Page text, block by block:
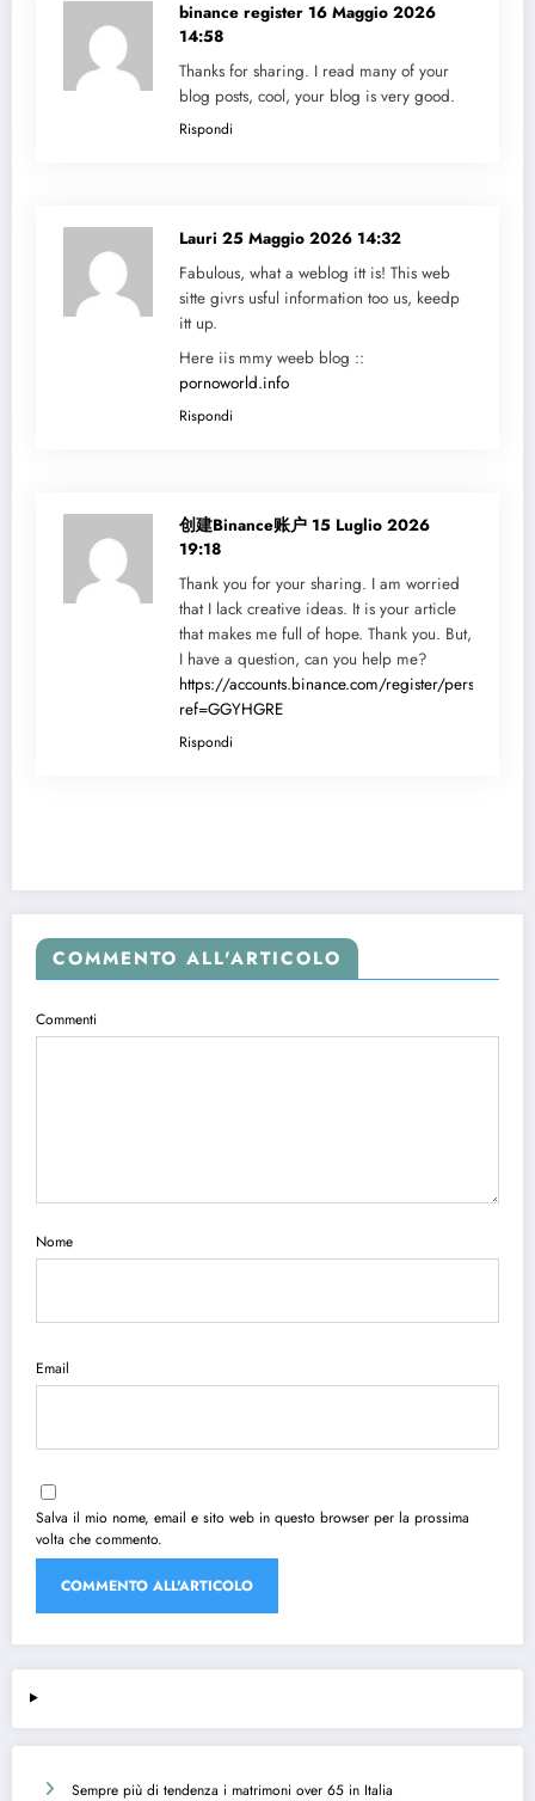
binance register 16 Maggio 2026
14:58
Thanks for sharing. I read many of your
blog posts, cool, your blog is very good.
Rispondi
Lauri 25 Maggio 2026 14:32
Fabulous, what a weblog itt is! This web
sitte givrs usful information too us, keedp
itt up.
Here iis mmy weeb blog ::
pornoworld.info
Rispondi
创建Binance账户 15 Luglio 2026
19:18
Thank you for your sharing. I am worried
that I lack creative ideas. It is your article
that makes me full of hope. Thank you. But,
I have a question, can you help me?
https://accounts.binance.com/register/person?
ref=GGYHGRE
Rispondi
COMMENTO ALL'ARTICOLO
Commenti
Nome
Email
Salva il mio nome, email e sito web in questo browser per la prossima
volta che commento.
Sempre più di tendenza i matrimoni over 65 in Italia